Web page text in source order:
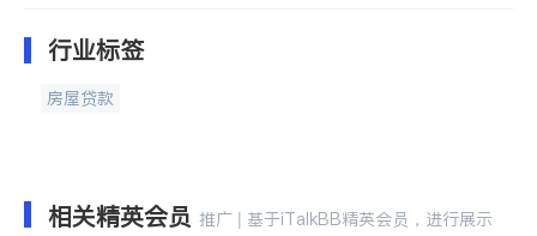
行业标签
房屋贷款
相关精英会员 推广 | 基于iTalkBB精英会员，进行展示